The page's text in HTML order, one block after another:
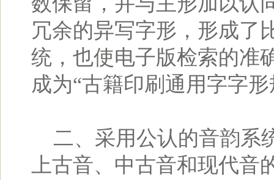
冗余的异写字形，形成了
统，也使电子版检索的准
成为“古籍印刷通用字字
二、采用公认的音韵系
上古音、中古音和现代